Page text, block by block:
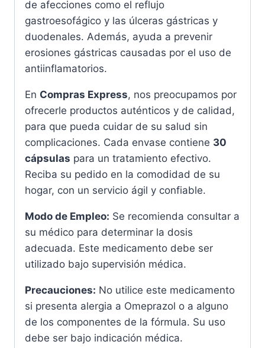
de afecciones como el reflujo
gastroesofágico y las úlceras gástricas y
duodenales. Además, ayuda a prevenir
erosiones gástricas causadas por el uso de
antiinflamatorios.
En Compras Express, nos preocupamos por
ofrecerle productos auténticos y de calidad,
para que pueda cuidar de su salud sin
complicaciones. Cada envase contiene 30
cápsulas para un tratamiento efectivo.
Reciba su pedido en la comodidad de su
hogar, con un servicio ágil y confiable.
Modo de Empleo: Se recomienda consultar a
su médico para determinar la dosis
adecuada. Este medicamento debe ser
utilizado bajo supervisión médica.
Precauciones: No utilice este medicamento
si presenta alergia a Omeprazol o a alguno
de los componentes de la fórmula. Su uso
debe ser bajo indicación médica.